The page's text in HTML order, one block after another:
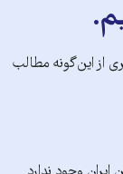
از این‌گونه مطالب